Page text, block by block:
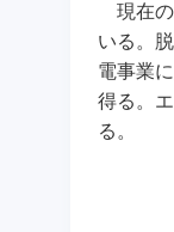
現在の
いる。
電事業
得る。
る。